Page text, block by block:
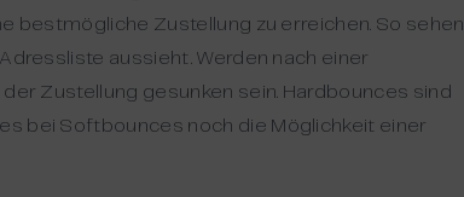
bestmögliche Zustellung zu erreichen. So sehen
aussieht. Werden nach einer
Zustellung gesunken sein. Hardbounces sind
bei Softbounces noch die Möglichkeit einer